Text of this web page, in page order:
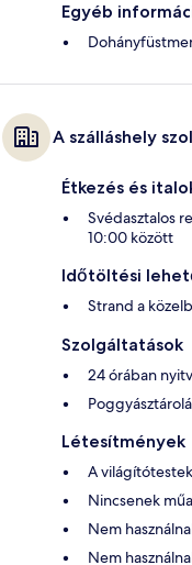
Egyéb
A szálláshely
Étkezés és
Svédasztalos
10:00 között
Időtöltési
Strand a
Szolgáltatások
24 órában
Létesítmények
A
Nincsenek
Nem
Nem